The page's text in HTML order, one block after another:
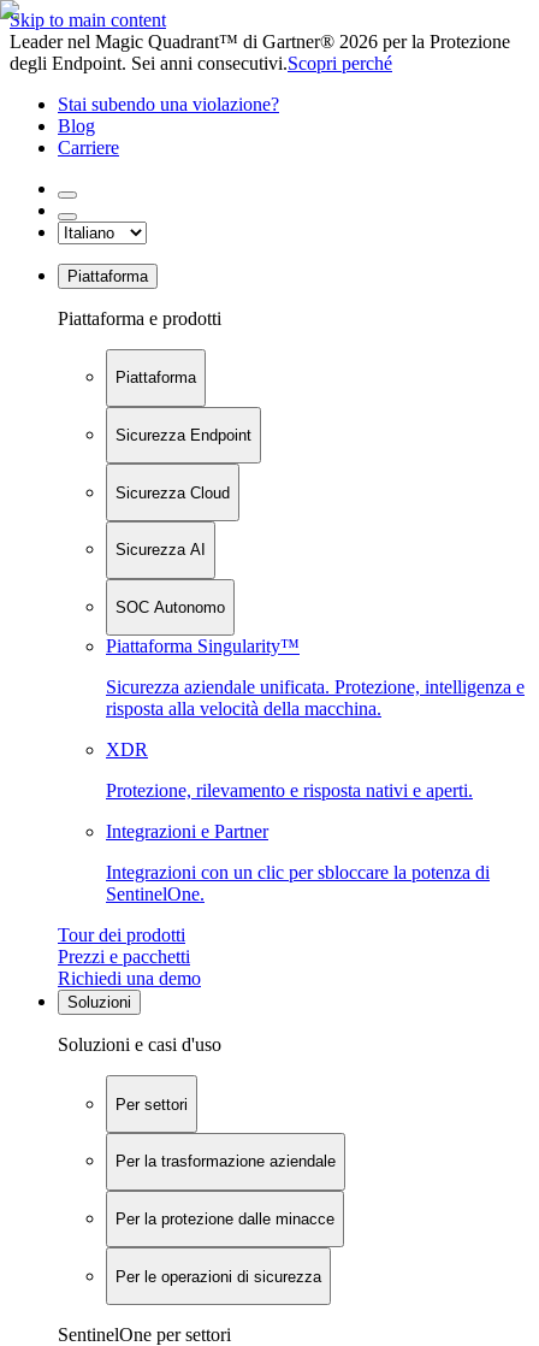
Skip to main content
Leader nel Magic Quadrant™ di Gartner® 2026 per la Protezione
degli Endpoint. Sei anni consecutivi.Scopri perché
Stai subendo una violazione?
Blog
Carriere
Piattaforma
Piattaforma e prodotti
Piattaforma
Sicurezza Endpoint
Sicurezza Cloud
Sicurezza AI
SOC Autonomo
Piattaforma Singularity™
Sicurezza aziendale unificata. Protezione, intelligenza e
risposta alla velocità della macchina.
XDR
Protezione, rilevamento e risposta nativi e aperti.
Integrazioni e Partner
Integrazioni con un clic per sbloccare la potenza di
SentinelOne.
Tour dei prodotti
Prezzi e pacchetti
Richiedi una demo
Soluzioni
Soluzioni e casi d'uso
Per settori
Per la trasformazione aziendale
Per la protezione dalle minacce
Per le operazioni di sicurezza
SentinelOne per settori